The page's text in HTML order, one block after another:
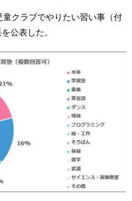
クラブでやりたい習い事（付
公表した。